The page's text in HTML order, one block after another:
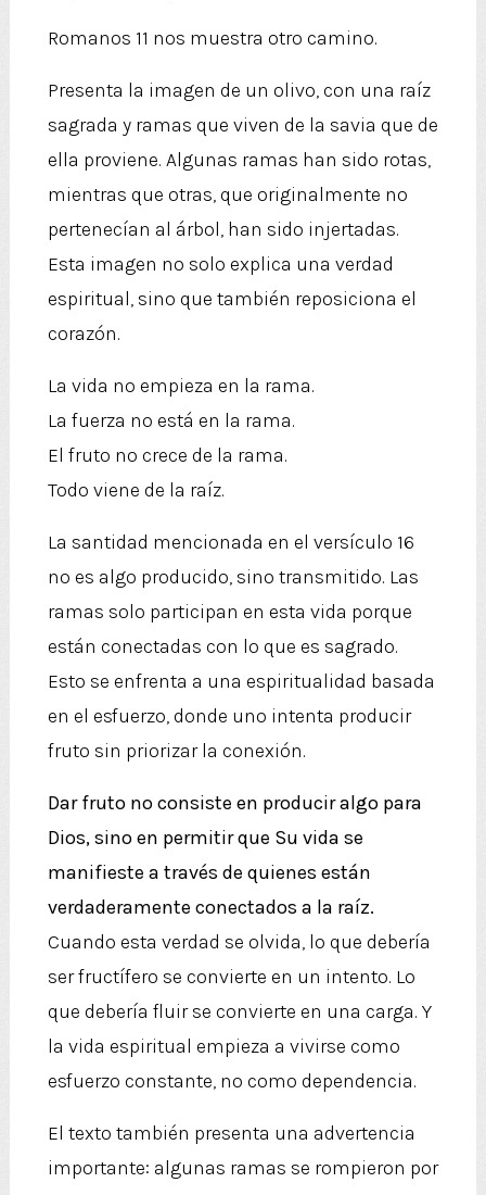
Romanos 11 nos muestra otro camino.
Presenta la imagen de un olivo, con una raíz
sagrada y ramas que viven de la savia que de
ella proviene. Algunas ramas han sido rotas,
mientras que otras, que originalmente no
pertenecían al árbol, han sido injertadas.
Esta imagen no solo explica una verdad
espiritual, sino que también reposiciona el
corazón.
La vida no empieza en la rama.
La fuerza no está en la rama.
El fruto no crece de la rama.
Todo viene de la raíz.
La santidad mencionada en el versículo 16
no es algo producido, sino transmitido. Las
ramas solo participan en esta vida porque
están conectadas con lo que es sagrado.
Esto se enfrenta a una espiritualidad basada
en el esfuerzo, donde uno intenta producir
fruto sin priorizar la conexión.
Dar fruto no consiste en producir algo para
Dios, sino en permitir que Su vida se
manifieste a través de quienes están
verdaderamente conectados a la raíz.
Cuando esta verdad se olvida, lo que debería
ser fructífero se convierte en un intento. Lo
que debería fluir se convierte en una carga. Y
la vida espiritual empieza a vivirse como
esfuerzo constante, no como dependencia.
El texto también presenta una advertencia
importante: algunas ramas se rompieron por